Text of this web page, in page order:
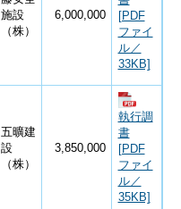
施設
（株）
6,000,000
[PDF
ファイ
ル／
33KB]
五曠建
設
（株）
3,850,000
執行調
書
[PDF
ファイ
ル／
35KB]